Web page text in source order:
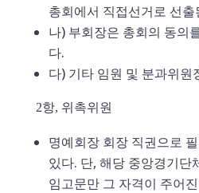
총회에서 직접선거로 선출
나) 부회장은 총회의 동의
다.
다) 기타 임원 및 분과위원
2항, 위촉위원
명예회장 회장 직권으로
있다. 단, 해당 중앙경기단
임고문만 그 자격이 주어